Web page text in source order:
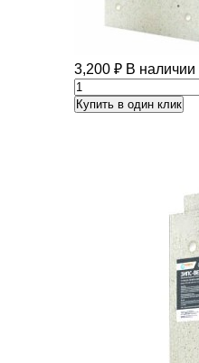
3,200 ₽ В наличии
Купить в один клик